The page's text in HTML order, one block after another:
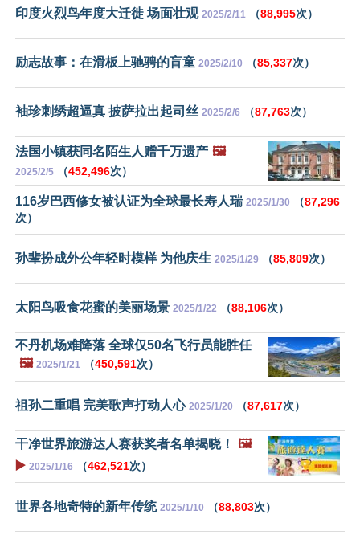
印度火烈鸟年度大迁徙 场面壮观 2025/2/11 （88,995次）
励志故事：在滑板上驰骋的盲童 2025/2/10 （85,337次）
袖珍刺绣超逼真 披萨拉出起司丝 2025/2/6 （87,763次）
法国小镇获同名陌生人赠千万遗产 🖼️
2025/2/5 （452,496次）
116岁巴西修女被认证为全球最长寿人瑞 2025/1/30 （87,296
次）
孙辈扮成外公年轻时模样 为他庆生 2025/1/29 （85,809次）
太阳鸟吸食花蜜的美丽场景 2025/1/22 （88,106次）
不丹机场难降落 全球仅50名飞行员能胜任
🖼️ 2025/1/21 （450,591次）
祖孙二重唱 完美歌声打动人心 2025/1/20 （87,617次）
干净世界旅游达人赛获奖者名单揭晓！
🖼️
▶️ 2025/1/16 （462,521次）
世界各地奇特的新年传统 2025/1/10 （88,803次）